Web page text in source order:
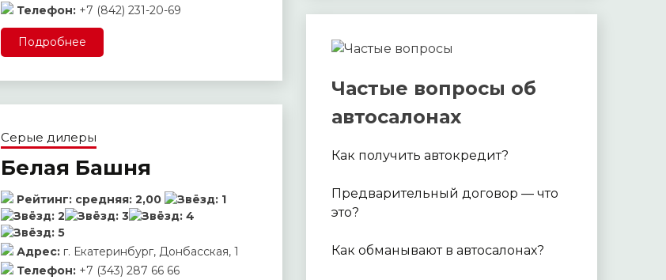
Телефон: +7 (842) 231-20-69
Подробнее
Серые дилеры
Белая Башня
Рейтинг:средняя: 2,00
Адрес: г. Екатеринбург, Донбасская, 1
Телефон: +7 (343) 287 66 66
Частые вопросы об
автосалонах
Как получить автокредит?
Предварительный договор — что
это?
Как обманывают в автосалонах?